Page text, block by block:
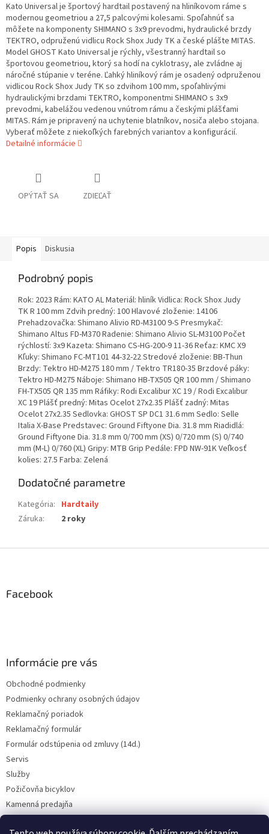
Kato Universal je športový hardtail postavený na hliníkovom ráme s
modernou geometriou a 27,5 palcovými kolesami. Spoľahnúť sa
môžete na komponenty SHIMANO s 3x9 prevodmi, hydraulické brzdy
TEKTRO, odpruženú vidlicu Rock Shox Judy TK a české plášte MITAS.
Model GHOST Kato Universal je rýchly, všestranný hardtail so
športovou geometriou, ktorý sa hodí na cyklotrasy, ale zvládne aj
náročné stúpanie v teréne. Ľahký hliníkový rám je osadený odpruženou
vidlicou Rock Shox Judy TK so zdvihom 100 mm, spoľahlivými
hydraulickými brzdami TEKTRO, komponentmi SHIMANO s 3x9
prevodmi, kabelážou vedenou vnútrom rámu a českými plášťami
MITAS. Rám je pripravený na uchytenie blatníkov, nosiča alebo stojana.
Vyberať môžete z niekoľkých farebných variantov a konfigurácií.
Detailné informácie
OPÝTAŤ SA ZDIEĽAŤ
Popis Diskusia
Podrobný popis
Rok: 2023 Rám: KATO AL Materiál: hliník Vidlica: Rock Shox Judy
TK R 100 mm Zdvih predný: 100 Hlavové zloženie: 14106
Prehadzovačka: Shimano Alivio RD-M3100 9-S Presmykač:
Shimano Altus FD-M370 Radenie: Shimano Alivio SL-M3100 Počet
rýchlostí: 3x9 Kazeta: Shimano CS-HG-200-9 11-36 Reťaz: KMC X9
Kľuky: Shimano FC-MT101 44-32-22 Stredové zloženie: BB-Thun
Brzdy: Tektro HD-M275 180 mm / Tektro TR180-35 Brzdové páky:
Tektro HD-M275 Náboje: Shimano HB-TX505 QR 100 mm / Shimano
FH-TX505 QR 135 mm Ráfiky: Rodi Excalibur XC 19 / Rodi Excalibur
XC 19 Plášť predný: Mitas Ocelot 27x2.35 Plášť zadný: Mitas
Ocelot 27x2.35 Sedlovka: GHOST SP DC1 31.6 mm Sedlo: Selle
Italia X-Base Predstavec: Ground Fiftyone Dia. 31.8 mm Riadidlá:
Ground Fiftyone Dia. 31.8 mm 0/700 mm (XS) 0/720 mm (S) 0/740
mm (M-L) 0/760 (XL) Gripy: MTB Grip Pedále: FPD NW-91K Veľkosť
kolies: 27.5 Farba: Zelená
Dodatočné parametre
Kategória: Hardtaily
Záruka: 2 roky
Facebook
Informácie pre vás
Obchodné podmienky
Podmienky ochrany osobných údajov
Reklamačný poriadok
Reklamačný formulár
Formulár odstúpenia od zmluvy (14d.)
Servis
Služby
Požičovňa bicyklov
Kamenná predajňa